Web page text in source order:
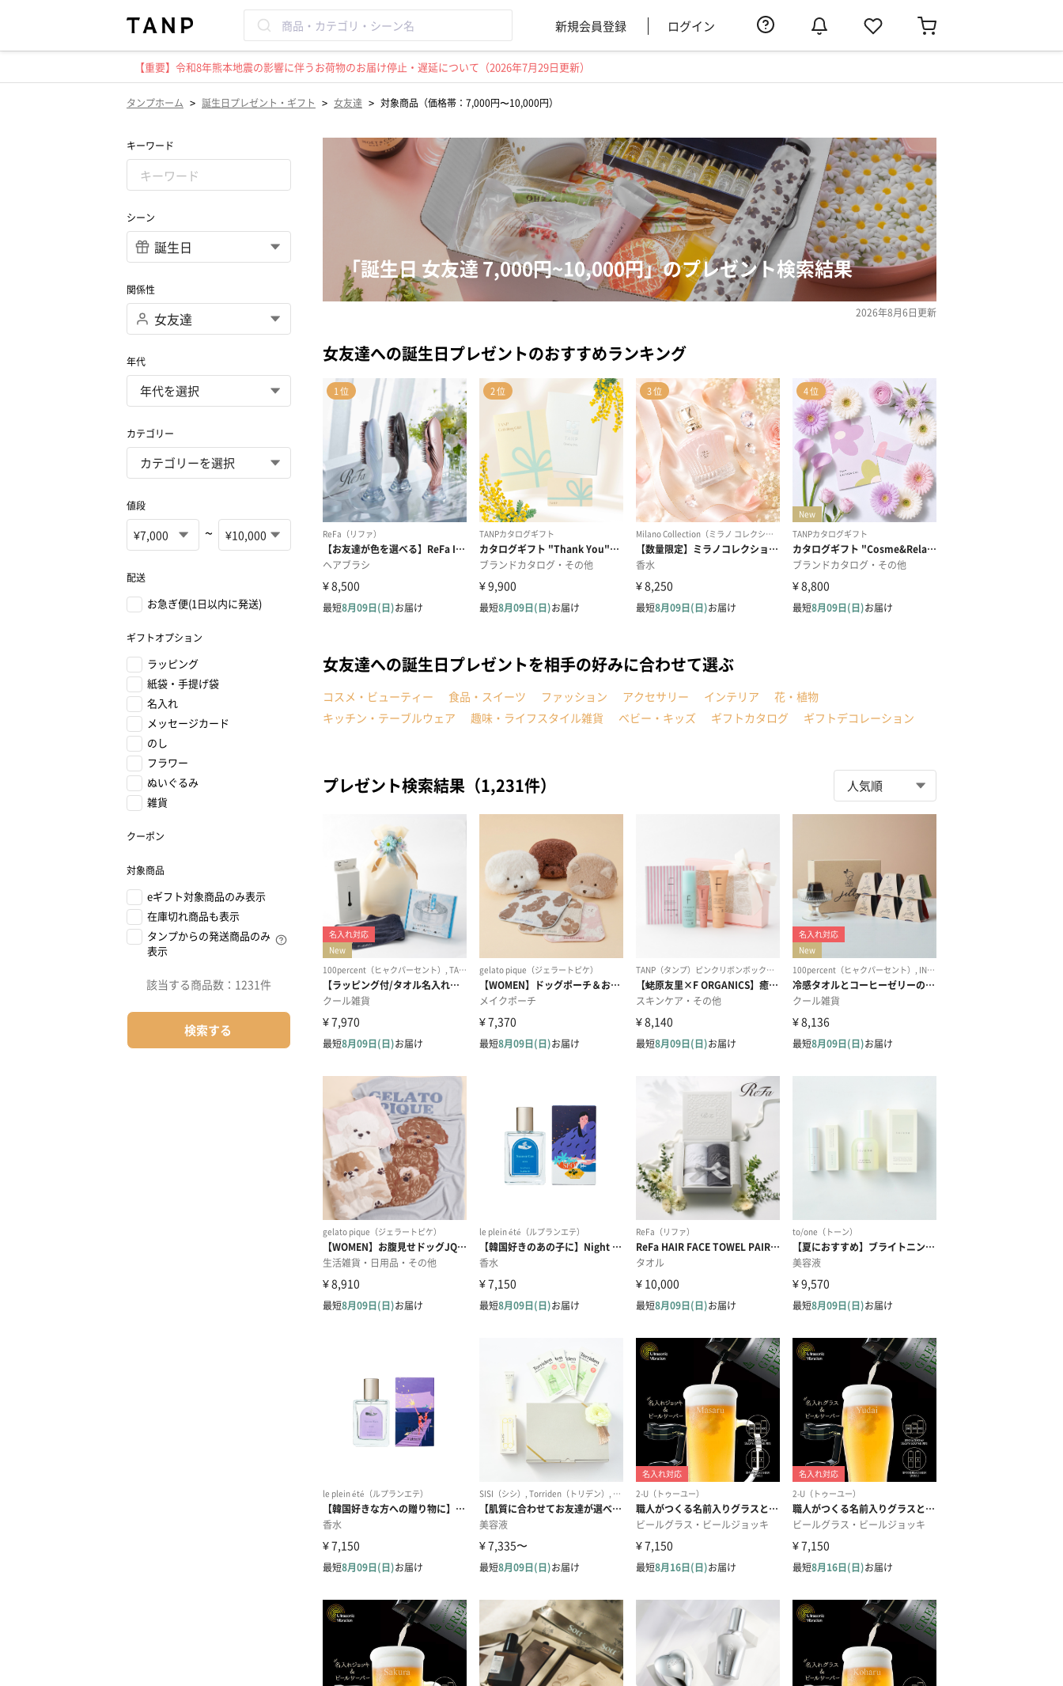
新規会員登録 ログイン
【重要】令和8年熊本地震の影響に伴うお荷物のお届け停止・遅延について（2026年7月29日更新）
タンプホーム > 誕生日プレゼント・ギフト > 女友達 > 対象商品（価格帯：7,000円〜10,000円）
キーワード
シーン
関係性
年代
カテゴリー
値段
~
配送
お急ぎ便(1日以内に発送)
ギフトオプション
ラッピング
紙袋・手提げ袋
名入れ
メッセージカード
のし
フラワー
ぬいぐるみ
雑貨
クーポン
対象商品
eギフト対象商品のみ表示
在庫切れ商品も表示
タンプからの発送商品のみ
表示
該当する商品数： 1231件
検索する
「誕生日 女友達 7,000円~10,000円」のプレゼント検索結果
2026年8月6日更新
女友達への誕生日プレゼントのおすすめランキング
女友達への誕生日プレゼントを相手の好みに合わせて選ぶ
コスメ・ビューティー 食品・スイーツ ファッション アクセサリー インテリア
花・植物
キッチン・テーブルウェア
趣味・ライフスタイル雑貨 ベビー・キッズ ギフトカタログ ギフトデコレーション
プレゼント検索結果（1,231件）